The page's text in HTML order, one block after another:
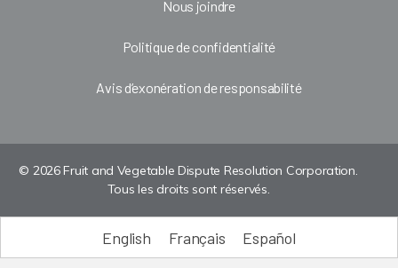
Nous joindre
Politique de confidentialité
Avis d’exonération de responsabilité
© 2026 Fruit and Vegetable Dispute Resolution Corporation.
Tous les droits sont réservés.
English Français Español